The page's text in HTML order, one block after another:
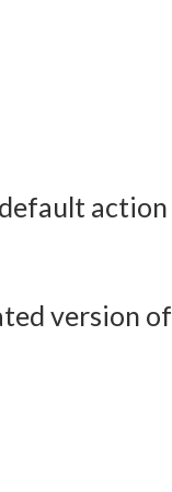
und
action
version of